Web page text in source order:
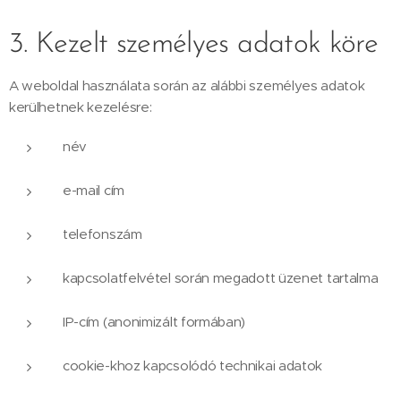
3. Kezelt személyes adatok köre
A weboldal használata során az alábbi személyes adatok
kerülhetnek kezelésre:
név
e-mail cím
telefonszám
kapcsolatfelvétel során megadott üzenet tartalma
IP-cím (anonimizált formában)
cookie-khoz kapcsolódó technikai adatok